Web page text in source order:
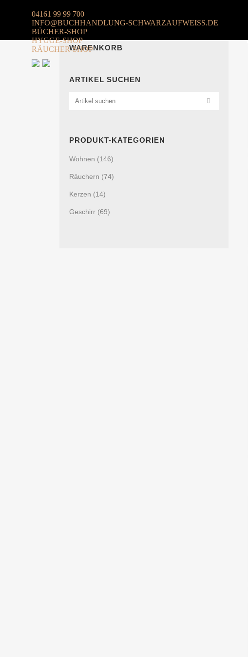
04161 99 99 700
INFO@BUCHHANDLUNG-SCHWARZAUFWEISS.DE
BÜCHER-SHOP
HYGGE-SHOP
RÄUCHER-SHOPWARENKORB
ARTIKEL SUCHEN
PRODUKT-KATEGORIEN
Wohnen (146)
Räuchern (74)
Kerzen (14)
Geschirr (69)